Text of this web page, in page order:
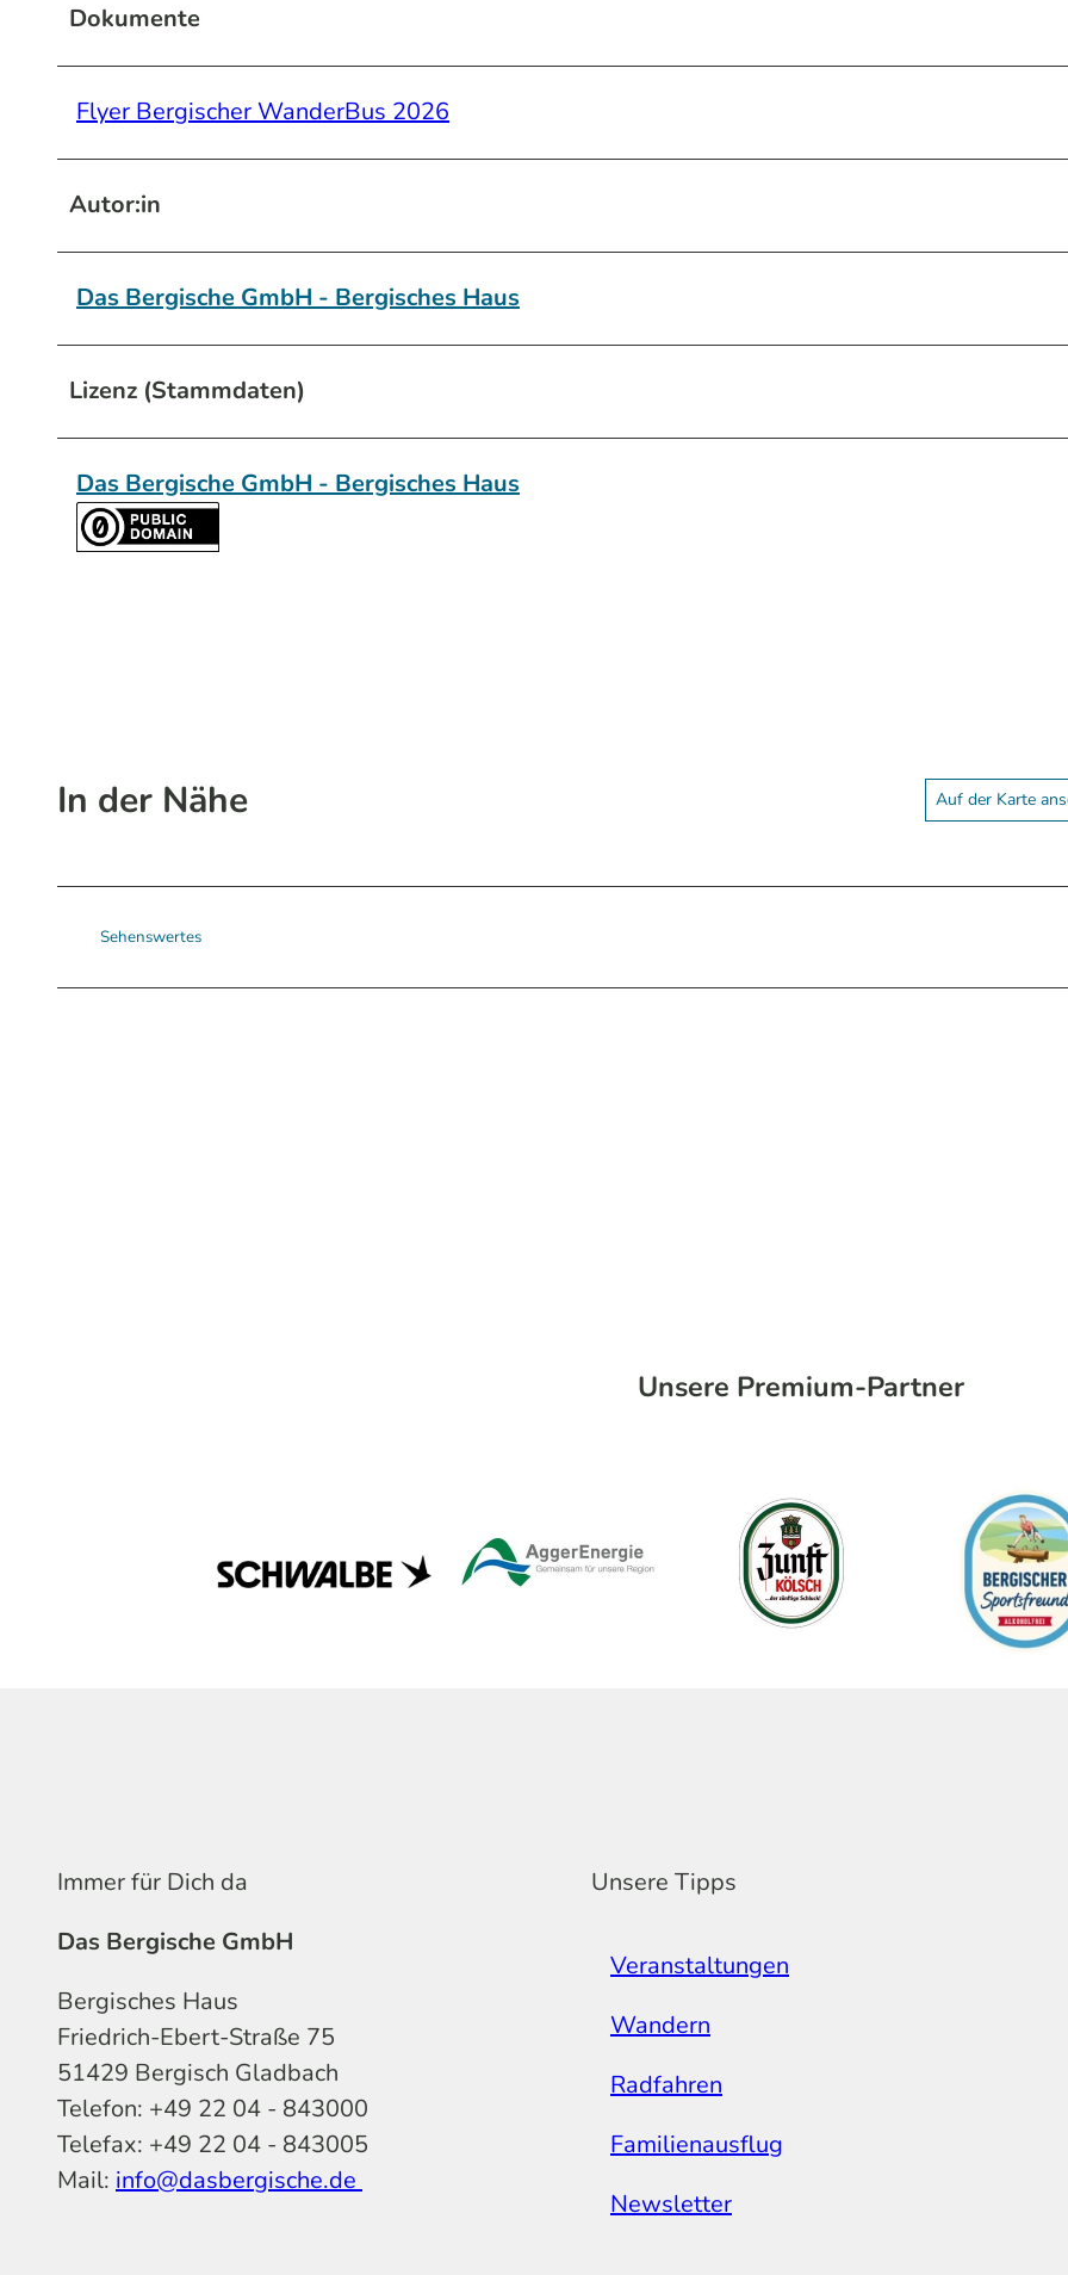
Dokumente
Flyer Bergischer WanderBus 2026
Autor:in
Das Bergische GmbH - Bergisches Haus
Lizenz (Stammdaten)
Das Bergische GmbH - Bergisches Haus
In der Nähe Auf der Karte
Sehenswertes
Unsere Premium-Partner
Immer für Dich da
Das Bergische GmbH
Bergisches Haus
Friedrich-Ebert-Straße 75
51429 Bergisch Gladbach
Telefon: +49 22 04 - 843000
Telefax: +49 22 04 - 843005
Mail: info@dasbergische.de
Unsere Tipps
Veranstaltungen
Wandern
Radfahren
Familienausflug
Newsletter